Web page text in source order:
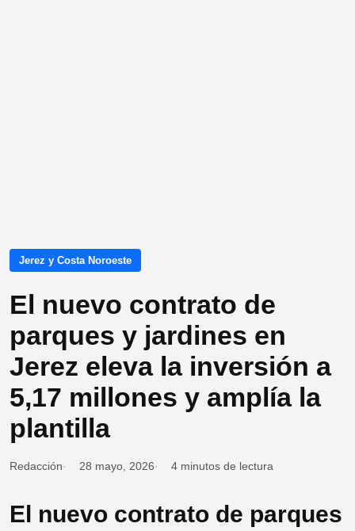
Jerez y Costa Noroeste
El nuevo contrato de
parques y jardines en
Jerez eleva la inversión a
5,17 millones y amplía la
plantilla
Redacción 28 mayo, 2026 4 minutos de lectura
El nuevo contrato de parques